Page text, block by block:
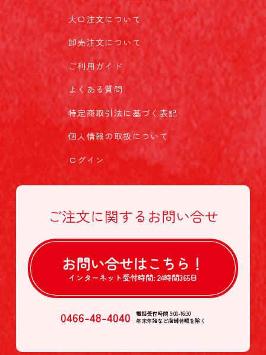
大口注文について
卸売注文について
ご利用ガイド
よくある質問
特定商取引法に基づく表記
個人情報の取扱について
ログイン
ご注文に関する お問い合せ
お問い合せはこちら！
インターネット受付時間: 24時間365日
0466-48-4040
電話受付時間 9:00-16:30
年末年始など店舗休暇を除く